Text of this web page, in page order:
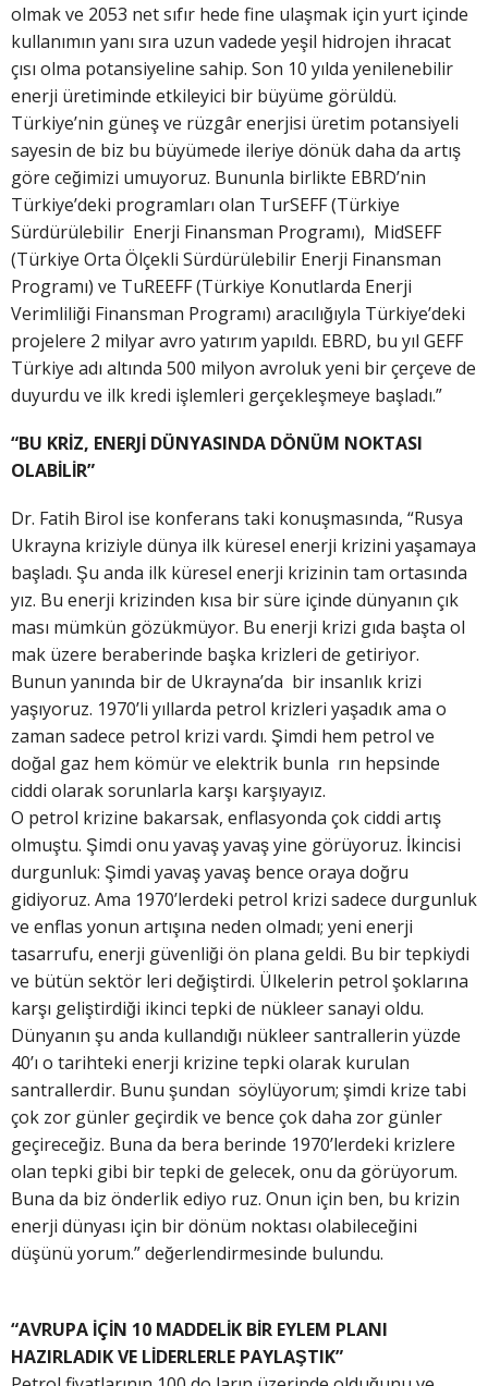
olmak ve 2053 net sıfır hede fine ulaşmak için yurt içinde
kullanımın yanı sıra uzun vadede yeşil hidrojen ihracat
çısı olma potansiyeline sahip. Son 10 yılda yenilenebilir
enerji üretiminde etkileyici bir büyüme görüldü.
Türkiye’nin güneş ve rüzgâr enerjisi üretim potansiyeli
sayesin de biz bu büyümede ileriye dönük daha da artış
göre ceğimizi umuyoruz. Bununla birlikte EBRD’nin
Türkiye’deki programları olan TurSEFF (Türkiye
Sürdürülebilir Enerji Finansman Programı), MidSEFF
(Türkiye Orta Ölçekli Sürdürülebilir Enerji Finansman
Programı) ve TuREEFF (Türkiye Konutlarda Enerji
Verimliliği Finansman Programı) aracılığıyla Türkiye’deki
projelere 2 milyar avro yatırım yapıldı. EBRD, bu yıl GEFF
Türkiye adı altında 500 milyon avroluk yeni bir çerçeve de
duyurdu ve ilk kredi işlemleri gerçekleşmeye başladı.”
“BU KRİZ, ENERJİ DÜNYASINDA DÖNÜM NOKTASI
OLABİLİR”
Dr. Fatih Birol ise konferans taki konuşmasında, “Rusya
Ukrayna kriziyle dünya ilk küresel enerji krizini yaşamaya
başladı. Şu anda ilk küresel enerji krizinin tam ortasında
yız. Bu enerji krizinden kısa bir süre içinde dünyanın çık
ması mümkün gözükmüyor. Bu enerji krizi gıda başta ol
mak üzere beraberinde başka krizleri de getiriyor.
Bunun yanında bir de Ukrayna’da bir insanlık krizi
yaşıyoruz. 1970’li yıllarda petrol krizleri yaşadık ama o
zaman sadece petrol krizi vardı. Şimdi hem petrol ve
doğal gaz hem kömür ve elektrik bunla rın hepsinde
ciddi olarak sorunlarla karşı karşıyayız.
O petrol krizine bakarsak, enflasyonda çok ciddi artış
olmuştu. Şimdi onu yavaş yavaş yine görüyoruz. İkincisi
durgunluk: Şimdi yavaş yavaş bence oraya doğru
gidiyoruz. Ama 1970’lerdeki petrol krizi sadece durgunluk
ve enflas yonun artışına neden olmadı; yeni enerji
tasarrufu, enerji güvenliği ön plana geldi. Bu bir tepkiydi
ve bütün sektör leri değiştirdi. Ülkelerin petrol şoklarına
karşı geliştirdiği ikinci tepki de nükleer sanayi oldu.
Dünyanın şu anda kullandığı nükleer santrallerin yüzde
40’ı o tarihteki enerji krizine tepki olarak kurulan
santrallerdir. Bunu şundan söylüyorum; şimdi krize tabi
çok zor günler geçirdik ve bence çok daha zor günler
geçireceğiz. Buna da bera berinde 1970’lerdeki krizlere
olan tepki gibi bir tepki de gelecek, onu da görüyorum.
Buna da biz önderlik ediyo ruz. Onun için ben, bu krizin
enerji dünyası için bir dönüm noktası olabileceğini
düşünü yorum.” değerlendirmesinde bulundu.
“AVRUPA İÇİN 10 MADDELİK BİR EYLEM PLANI
HAZIRLADIKVE LİDERLERLE PAYLAŞTIK”